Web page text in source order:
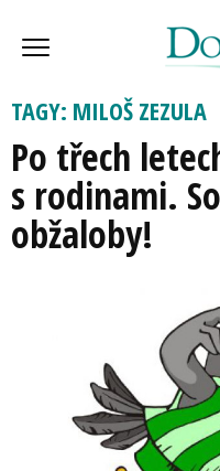
TAGY: MILOŠ ZEZULA
Po třech
s rodinami.
obžaloby!